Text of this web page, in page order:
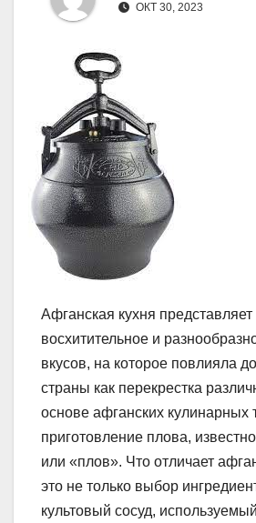
ОКТ 30, 2023
Афганская кухня представляет
восхитительное и
вкусов, на которое повлияла
страны как перекрестка
основе афганских кулинарных
приготовление плова,
или «плов». Что отличает
это не только выбор
культовый сосуд,